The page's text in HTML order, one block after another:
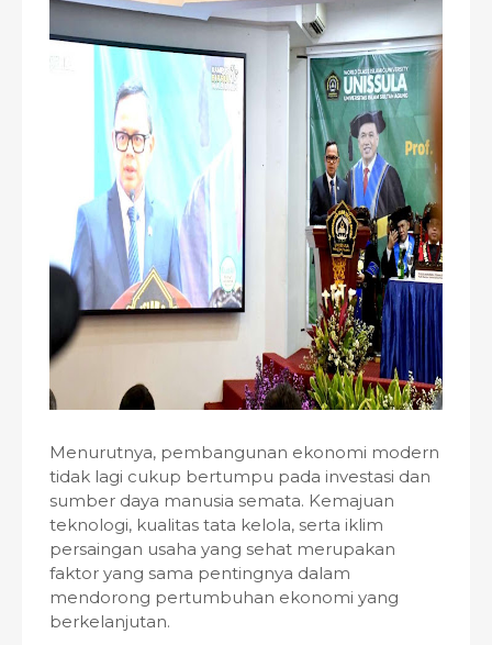
Menurutnya, pembangunan ekonomi modern
tidak lagi cukup bertumpu pada investasi dan
sumber daya manusia semata. Kemajuan
teknologi, kualitas tata kelola, serta iklim
persaingan usaha yang sehat merupakan
faktor yang sama pentingnya dalam
mendorong pertumbuhan ekonomi yang
berkelanjutan.